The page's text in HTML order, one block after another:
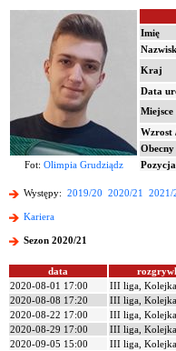
Imię
Kraj
Data
Miejsce
Wzrost
Fot: Olimpia Grudziądz Pozycja
Występy: 2019/20 2020/21 2021/
Kariera
Sezon 2020/21
data
2020-08-01 17:00
III liga,
2020-08-08 17:20
III liga,
2020-08-22 17:00
III liga,
2020-08-29 17:00
III liga,
2020-09-05 15:00
III liga,